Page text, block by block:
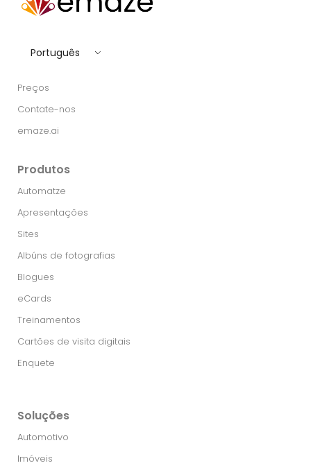
Português
Preços
Contate-nos
emaze.ai
Produtos
Automatze
Apresentações
Sites
Albúns de fotografias
Blogues
eCards
Treinamentos
Cartões de visita digitais
Enquete
Soluções
Automotivo
Imóveis